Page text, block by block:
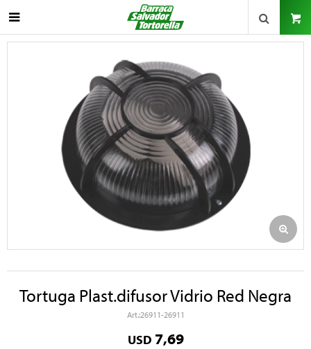

Tortuga Plast.difusor Vidrio Red Negra
26911-26911
USD 7,69